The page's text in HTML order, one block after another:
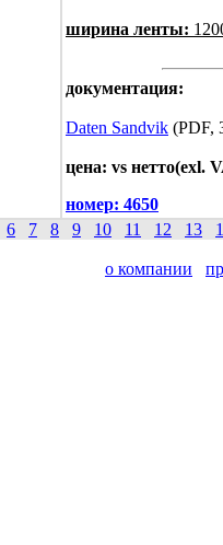
ширина ленты:
документация:
Daten Sandvik (PDF,
цена: vs нетто(exl.
номер: 4650
6 7 8 9 10 11 12 13
о компании